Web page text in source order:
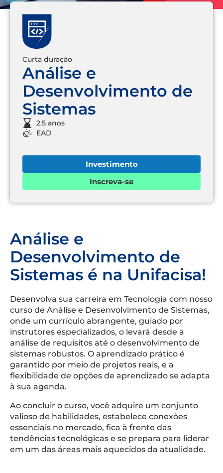
Curta duração
Análise e
Desenvolvimento de
Sistemas
2.5 anos
EAD
Investimento
Inscreva-se
Análise e
Desenvolvimento de
Sistemas é na Unifacisa!
Desenvolva sua carreira em Tecnologia com nosso
curso de Análise e Desenvolvimento de Sistemas,
onde um currículo abrangente, guiado por
instrutores especializados, o levará desde a
análise de requisitos até o desenvolvimento de
sistemas robustos. O aprendizado prático é
garantido por meio de projetos reais, e a
flexibilidade de opções de aprendizado se adapta
à sua agenda.
Ao concluir o curso, você adquire um conjunto
valioso de habilidades, estabelece conexões
essenciais no mercado, fica à frente das
tendências tecnológicas e se prepara para liderar
em um das áreas mais aquecidos da atualidade.